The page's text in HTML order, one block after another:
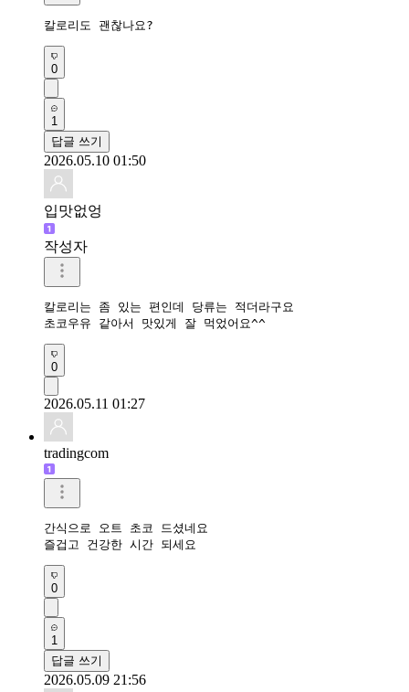
칼로리도 괜찮나요?
0
1
답글 쓰기
2026.05.10 01:50
입맛없엉
작성자
칼로리는 좀 있는 편인데 당류는 적더라구요
초코우유 같아서 맛있게 잘 먹었어요^^
0
2026.05.11 01:27
tradingcom
간식으로 오트 초코 드셨네요
즐겁고 건강한 시간 되세요
0
1
답글 쓰기
2026.05.09 21:56